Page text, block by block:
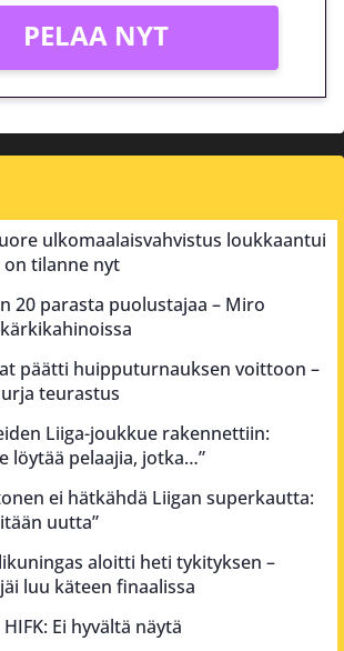
PELAA NYT
ulkomaalaisvahvistus loukkaantui
on tilanne nyt
20 parasta puolustajaa – Miro
päätti huipputurnauksen voittoon –
teurastus
Liiga-joukkue rakennettiin:
löytää pelaajia, jotka…”
ei hätkähdä Liigan superkautta:
uutta”
aloitti heti tykityksen –
luu käteen finaalissa
Ei hyvältä näytä